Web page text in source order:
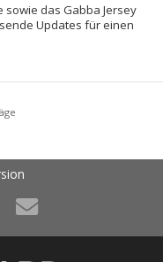
sowie das Gabba Jersey
Updates für einen